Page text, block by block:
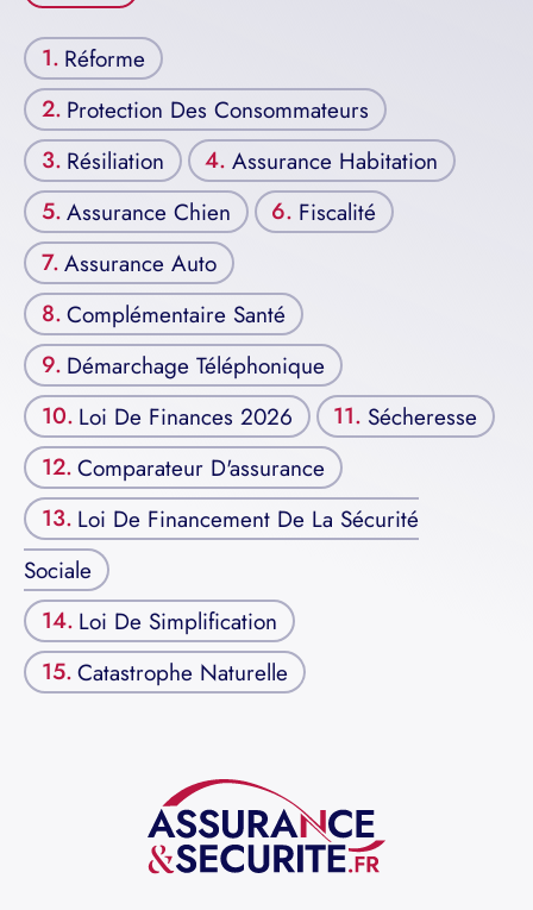
Réforme
Protection Des Consommateurs
Résiliation
Assurance Habitation
Assurance Chien
Fiscalité
Assurance Auto
Complémentaire Santé
Démarchage Téléphonique
Loi De Finances 2026
Sécheresse
Comparateur D'assurance
Loi De Financement De La Sécurité
Sociale
Loi De Simplification
Catastrophe Naturelle